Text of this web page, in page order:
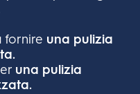
fornire una pulizia
una pulizia